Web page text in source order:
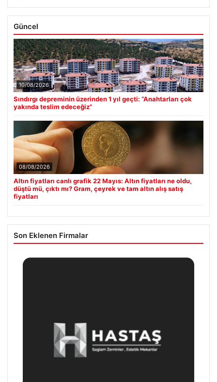
Güncel
10/08/2026
Sındırgı depreminin üzerinden 1 yıl geçti: “Anahtarları çok
yakında teslim edeceğiz”
08/08/2026
Altın fiyatları canlı grafik 22 Mayıs: Altın fiyatları ne oldu,
düştü mü, çıktı mı? Gram, çeyrek ve tam altın alış satış
fiyatları
Son Eklenen Firmalar